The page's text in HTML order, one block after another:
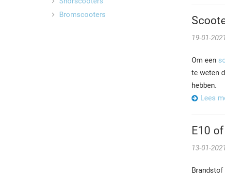
19-01-
Om een
te weten
hebben.
Lees
E10
13-01-
Bromscooters